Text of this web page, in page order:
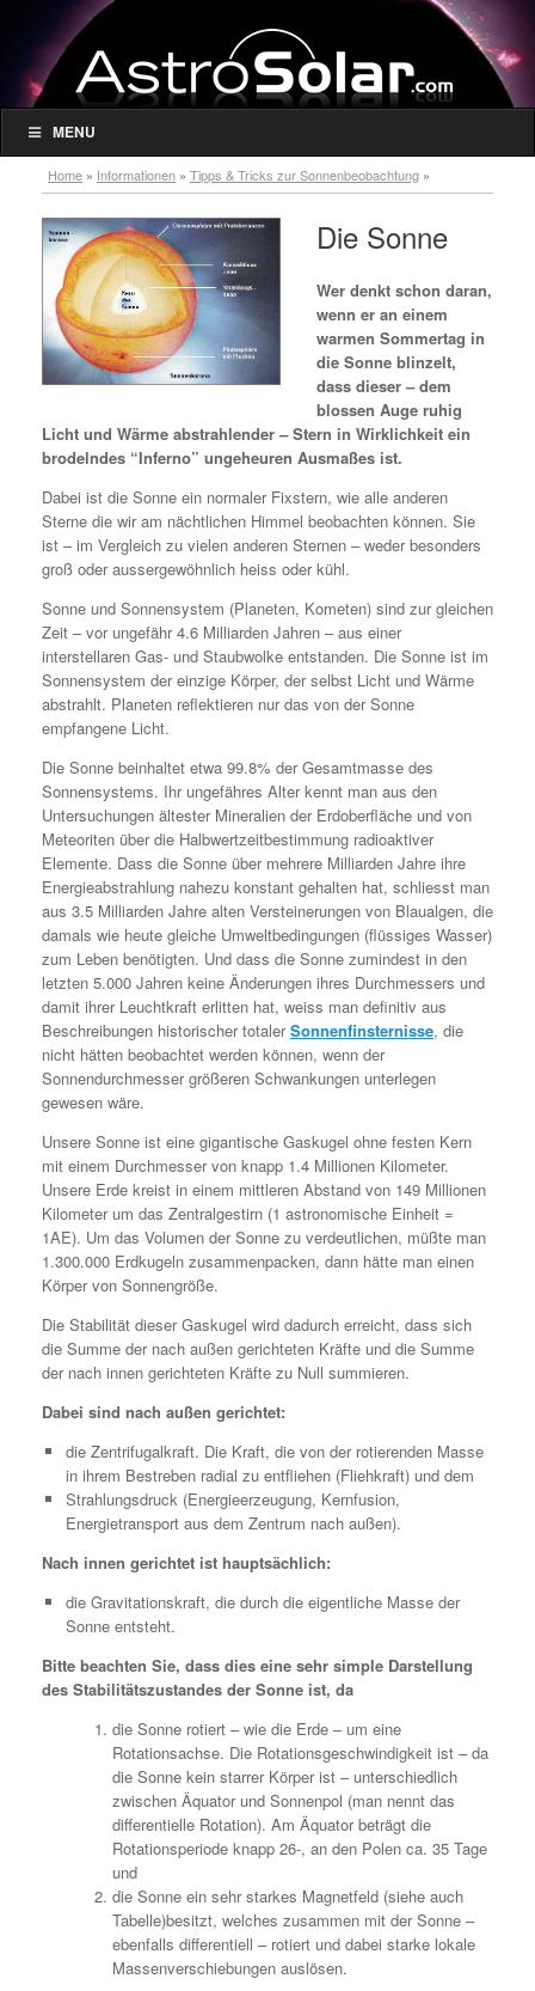
MENU
Home » Informationen » Tipps & Tricks zur Sonnenbeobachtung »
Basiswissen zur Sonne»Die Sonne
Die Sonne
Wer denkt schon daran,
wenn er an einem
warmen Sommertag in
die Sonne blinzelt,
dass dieser – dem
blossen Auge ruhig
Licht und Wärme abstrahlender – Stern in Wirklichkeit ein
brodelndes “Inferno” ungeheuren Ausmaßes ist.
Dabei ist die Sonne ein normaler Fixstern, wie alle anderen
Sterne die wir am nächtlichen Himmel beobachten können. Sie
ist – im Vergleich zu vielen anderen Sternen – weder besonders
groß oder aussergewöhnlich heiss oder kühl.
Sonne und Sonnensystem (Planeten, Kometen) sind zur gleichen
Zeit – vor ungefähr 4.6 Milliarden Jahren – aus einer
interstellaren Gas- und Staubwolke entstanden. Die Sonne ist im
Sonnensystem der einzige Körper, der selbst Licht und Wärme
abstrahlt. Planeten reflektieren nur das von der Sonne
empfangene Licht.
Die Sonne beinhaltet etwa 99.8% der Gesamtmasse des
Sonnensystems. Ihr ungefähres Alter kennt man aus den
Untersuchungen ältester Mineralien der Erdoberfläche und von
Meteoriten über die Halbwertzeitbestimmung radioaktiver
Elemente. Dass die Sonne über mehrere Milliarden Jahre ihre
Energieabstrahlung nahezu konstant gehalten hat, schliesst man
aus 3.5 Milliarden Jahre alten Versteinerungen von Blaualgen, die
damals wie heute gleiche Umweltbedingungen (flüssiges Wasser)
zum Leben benötigten. Und dass die Sonne zumindest in den
letzten 5.000 Jahren keine Änderungen ihres Durchmessers und
damit ihrer Leuchtkraft erlitten hat, weiss man definitiv aus
Beschreibungen historischer totalerSonnenfinsternisse, die
nicht hätten beobachtet werden können, wenn der
Sonnendurchmesser größeren Schwankungen unterlegen
gewesen wäre.
Unsere Sonne ist eine gigantische Gaskugel ohne festen Kern
mit einem Durchmesser von knapp 1.4 Millionen Kilometer.
Unsere Erde kreist in einem mittleren Abstand von 149 Millionen
Kilometer um das Zentralgestirn (1 astronomische Einheit =
1AE). Um das Volumen der Sonne zu verdeutlichen, müßte man
1.300.000 Erdkugeln zusammenpacken, dann hätte man einen
Körper von Sonnengröße.
Die Stabilität dieser Gaskugel wird dadurch erreicht, dass sich
die Summe der nach außen gerichteten Kräfte und die Summe
der nach innen gerichteten Kräfte zu Null summieren.
Dabei sind nach außen gerichtet:
die Zentrifugalkraft. Die Kraft, die von der rotierenden Masse
in ihrem Bestreben radial zu entfliehen (Fliehkraft) und dem
Strahlungsdruck (Energieerzeugung, Kernfusion,
Energietransport aus dem Zentrum nach außen).
Nach innen gerichtet ist hauptsächlich:
die Gravitationskraft, die durch die eigentliche Masse der
Sonne entsteht.
Bitte beachten Sie, dass dies eine sehr simple Darstellung
des Stabilitätszustandes der Sonne ist, da
die Sonne rotiert – wie die Erde – um eine
Rotationsachse. Die Rotationsgeschwindigkeit ist – da
die Sonne kein starrer Körper ist – unterschiedlich
zwischen Äquator und Sonnenpol (man nennt das
differentielle Rotation). Am Äquator beträgt die
Rotationsperiode knapp 26-, an den Polen ca. 35 Tage
und
die Sonne ein sehr starkes Magnetfeld (siehe auch
Tabelle)besitzt, welches zusammen mit der Sonne –
ebenfalls differentiell – rotiert und dabei starke lokale
Massenverschiebungen auslösen.